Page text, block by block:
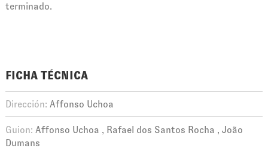
terminado.
FICHA TÉCNICA
Dirección: Affonso Uchoa
Guion: Affonso Uchoa Rafael dos Santos Rocha
João
Dumans